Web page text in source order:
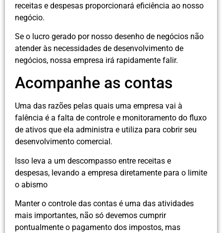
receitas e despesas proporcionará eficiência ao nosso
negócio.
Se o lucro gerado por nosso desenho de negócios não
atender às necessidades de desenvolvimento de
negócios, nossa empresa irá rapidamente falir.
Acompanhe as contas
Uma das razões pelas quais uma empresa vai à
falência é a falta de controle e monitoramento do fluxo
de ativos que ela administra e utiliza para cobrir seu
desenvolvimento comercial.
Isso leva a um descompasso entre receitas e
despesas, levando a empresa diretamente para o limite
o abismo
Manter o controle das contas é uma das atividades
mais importantes, não só devemos cumprir
pontualmente o pagamento dos impostos, mas